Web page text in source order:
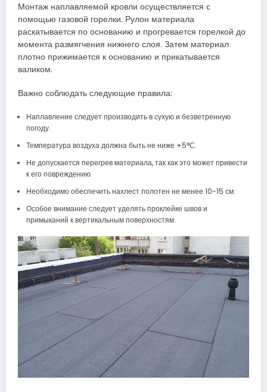
Монтаж наплавляемой кровли осуществляется с
помощью газовой горелки. Рулон материала
раскатывается по основанию и прогревается горелкой до
момента размягчения нижнего слоя. Затем материал
плотно прижимается к основанию и прикатывается
валиком.
Важно соблюдать следующие правила:
Наплавление следует производить в сухую и безветренную
погоду.
Температура воздуха должна быть не ниже +5°С.
Не допускается перегрев материала, так как это может привести
к его повреждению.
Необходимо обеспечить нахлест полотен не менее 10-15 см.
Особое внимание следует уделять проклейке швов и
примыканий к вертикальным поверхностям.